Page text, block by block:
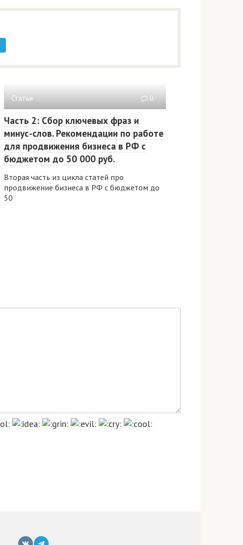
Статьи 0
Часть 2: Сбор ключевых фраз и
минус-слов. Рекомендации по работе
для продвижения бизнеса в РФ с
бюджетом до 50 000 руб.
Вторая часть из цикла статей про
продвижение бизнеса в РФ с бюджетом до
50